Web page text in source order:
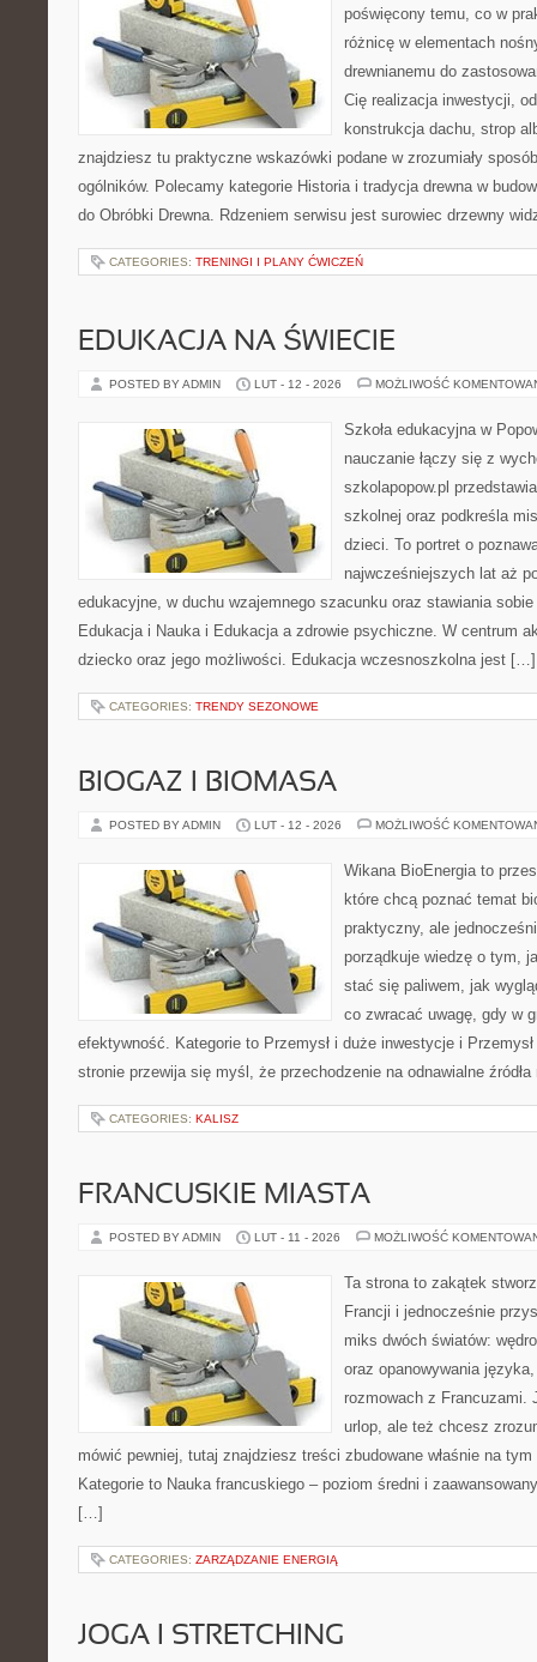
poświęcony temu, co w
różnicę w elementach
drewnianemu do
Cię realizacja inwestycji,
konstrukcja dachu, strop
znajdziesz tu praktyczne wskazówki podane w zrozumiały
ogólników. Polecamy kategorie Historia i tradycja drewna w
do Obróbki Drewna. Rdzeniem serwisu jest surowiec drzewny
CATEGORIES: TRENINGI I PLANY ĆWICZEŃ
EDUKACJA NA ŚWIECIE
POSTED BY ADMIN LUT - 12 - 2026 MOŻLIWOŚĆ
Szkoła edukacyjna w
nauczanie łączy się z
szkolapopow.pl
szkolnej oraz podkreśla
dzieci. To portret o
najwcześniejszych lat aż
edukacyjne, w duchu wzajemnego szacunku oraz stawiania
Edukacja i Nauka i Edukacja a zdrowie psychiczne. W centrum
dziecko oraz jego możliwości. Edukacja wczesnoszkolna jest […]
CATEGORIES: TRENDY SEZONOWE
BIOGAZ I BIOMASA
POSTED BY ADMIN LUT - 12 - 2026 MOŻLIWOŚĆ
Wikana BioEnergia to
które chcą poznać temat
praktyczny, ale
porządkuje wiedzę o tym,
stać się paliwem, jak
co zwracać uwagę, gdy w
efektywność. Kategorie to Przemysł i duże inwestycje i
stronie przewija się myśl, że przechodzenie na odnawialne
CATEGORIES: KALISZ
FRANCUSKIE MIASTA
POSTED BY ADMIN LUT - 11 - 2026 MOŻLIWOŚĆ
Ta strona to zakątek
Francji i jednocześnie
miks dwóch światów:
oraz opanowywania
rozmowach z Francuzami.
urlop, ale też chcesz
mówić pewniej, tutaj znajdziesz treści zbudowane właśnie na
Kategorie to Nauka francuskiego – poziom średni i
[…]
CATEGORIES: ZARZĄDZANIE ENERGIĄ
JOGA I STRETCHING